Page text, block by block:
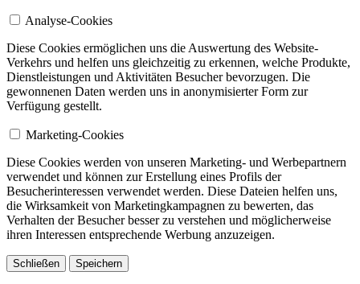
Analyse-Cookies
Diese Cookies ermöglichen uns die Auswertung des Website-
Verkehrs und helfen uns gleichzeitig zu erkennen, welche Produkte,
Dienstleistungen und Aktivitäten Besucher bevorzugen. Die
gewonnenen Daten werden uns in anonymisierter Form zur
Verfügung gestellt.
Marketing-Cookies
Diese Cookies werden von unseren Marketing- und Werbepartnern
verwendet und können zur Erstellung eines Profils der
Besucherinteressen verwendet werden. Diese Dateien helfen uns,
die Wirksamkeit von Marketingkampagnen zu bewerten, das
Verhalten der Besucher besser zu verstehen und möglicherweise
ihren Interessen entsprechende Werbung anzuzeigen.
Schließen Speichern